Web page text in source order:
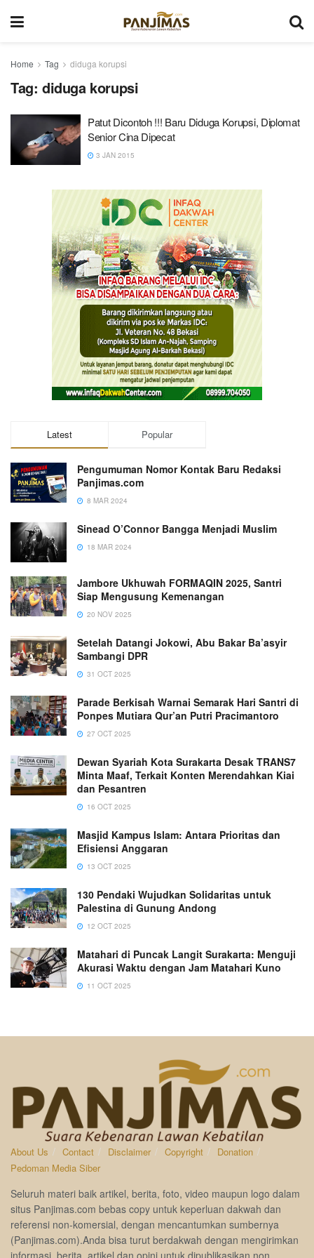
Home Tag diduga korupsi
Tag: diduga korupsi
Patut Dicontoh !!! Baru Diduga Korupsi, Diplomat
Senior Cina Dipecat
3 JAN 2015
Latest Popular
Pengumuman Nomor Kontak Baru Redaksi
Panjimas.com
8 MAR 2024
Sinead O’Connor Bangga Menjadi Muslim
18 MAR 2024
Jambore Ukhuwah FORMAQIN 2025, Santri
Siap Mengusung Kemenangan
20 NOV 2025
Setelah Datangi Jokowi, Abu Bakar Ba’asyir
Sambangi DPR
31 OCT 2025
Parade Berkisah Warnai Semarak Hari Santri di
Ponpes Mutiara Qur’an Putri Pracimantoro
27 OCT 2025
Dewan Syariah Kota Surakarta Desak TRANS7
Minta Maaf, Terkait Konten Merendahkan Kiai
dan Pesantren
16 OCT 2025
Masjid Kampus Islam: Antara Prioritas dan
Efisiensi Anggaran
13 OCT 2025
130 Pendaki Wujudkan Solidaritas untuk
Palestina di Gunung Andong
12 OCT 2025
Matahari di Puncak Langit Surakarta: Menguji
Akurasi Waktu dengan Jam Matahari Kuno
11 OCT 2025
About Us Contact Disclaimer Copyright
Donation
Pedoman Media Siber
Seluruh materi baik artikel, berita, foto, video maupun logo dalam
situs Panjimas.com bebas copy untuk keperluan dakwah dan
referensi non-komersial, dengan mencantumkan sumbernya
(Panjimas.com).Anda bisa turut berdakwah dengan mengirimkan
informasi, berita, artikel dan opini untuk dipublikasikan non